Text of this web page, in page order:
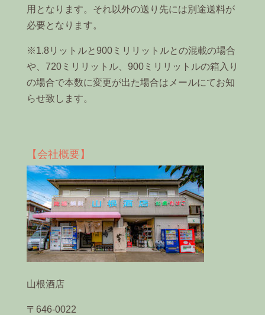
用となります。それ以外の送り先には別途送料が
必要となります。
※1.8リットルと900ミリリットルとの混載の場合
や、720ミリリットル、900ミリリットルの箱入り
の場合で本数に変更が出た場合はメールにてお知
らせ致します。
【会社概要】
山根酒店
〒646-0022